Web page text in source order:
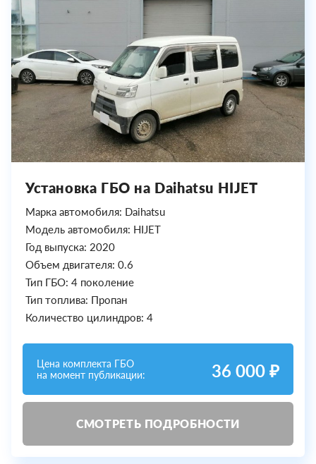
Установка ГБО на Daihatsu HIJET
Марка автомобиля: Daihatsu
Модель автомобиля: HIJET
Год выпуска: 2020
Объем двигателя: 0.6
Тип ГБО: 4 поколение
Тип топлива: Пропан
Количество цилиндров: 4
Цена комплекта ГБО
на момент публикации:
36 000 ₽
СМОТРЕТЬ ПОДРОБНОСТИ